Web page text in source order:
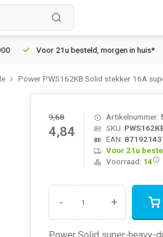
Voor 21u besteld, morgen in huis*
Power PWS162KB Solid stekker 16A
9,68
4,84
Artikelnummer:
SKU:
EAN:
Voor 21u
Voorraad: 14
- +